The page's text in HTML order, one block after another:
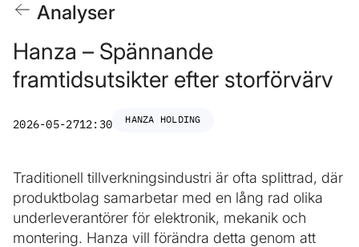
Analyser
Hanza – Spännande
framtidsutsikter efter storförvärv
2026-05-2712:30 HANZA HOLDING
Traditionell tillverkningsindustri är ofta splittrad, där
produktbolag samarbetar med en lång rad olika
underleverantörer för elektronik, mekanik och
montering. Hanza vill förändra detta genom att